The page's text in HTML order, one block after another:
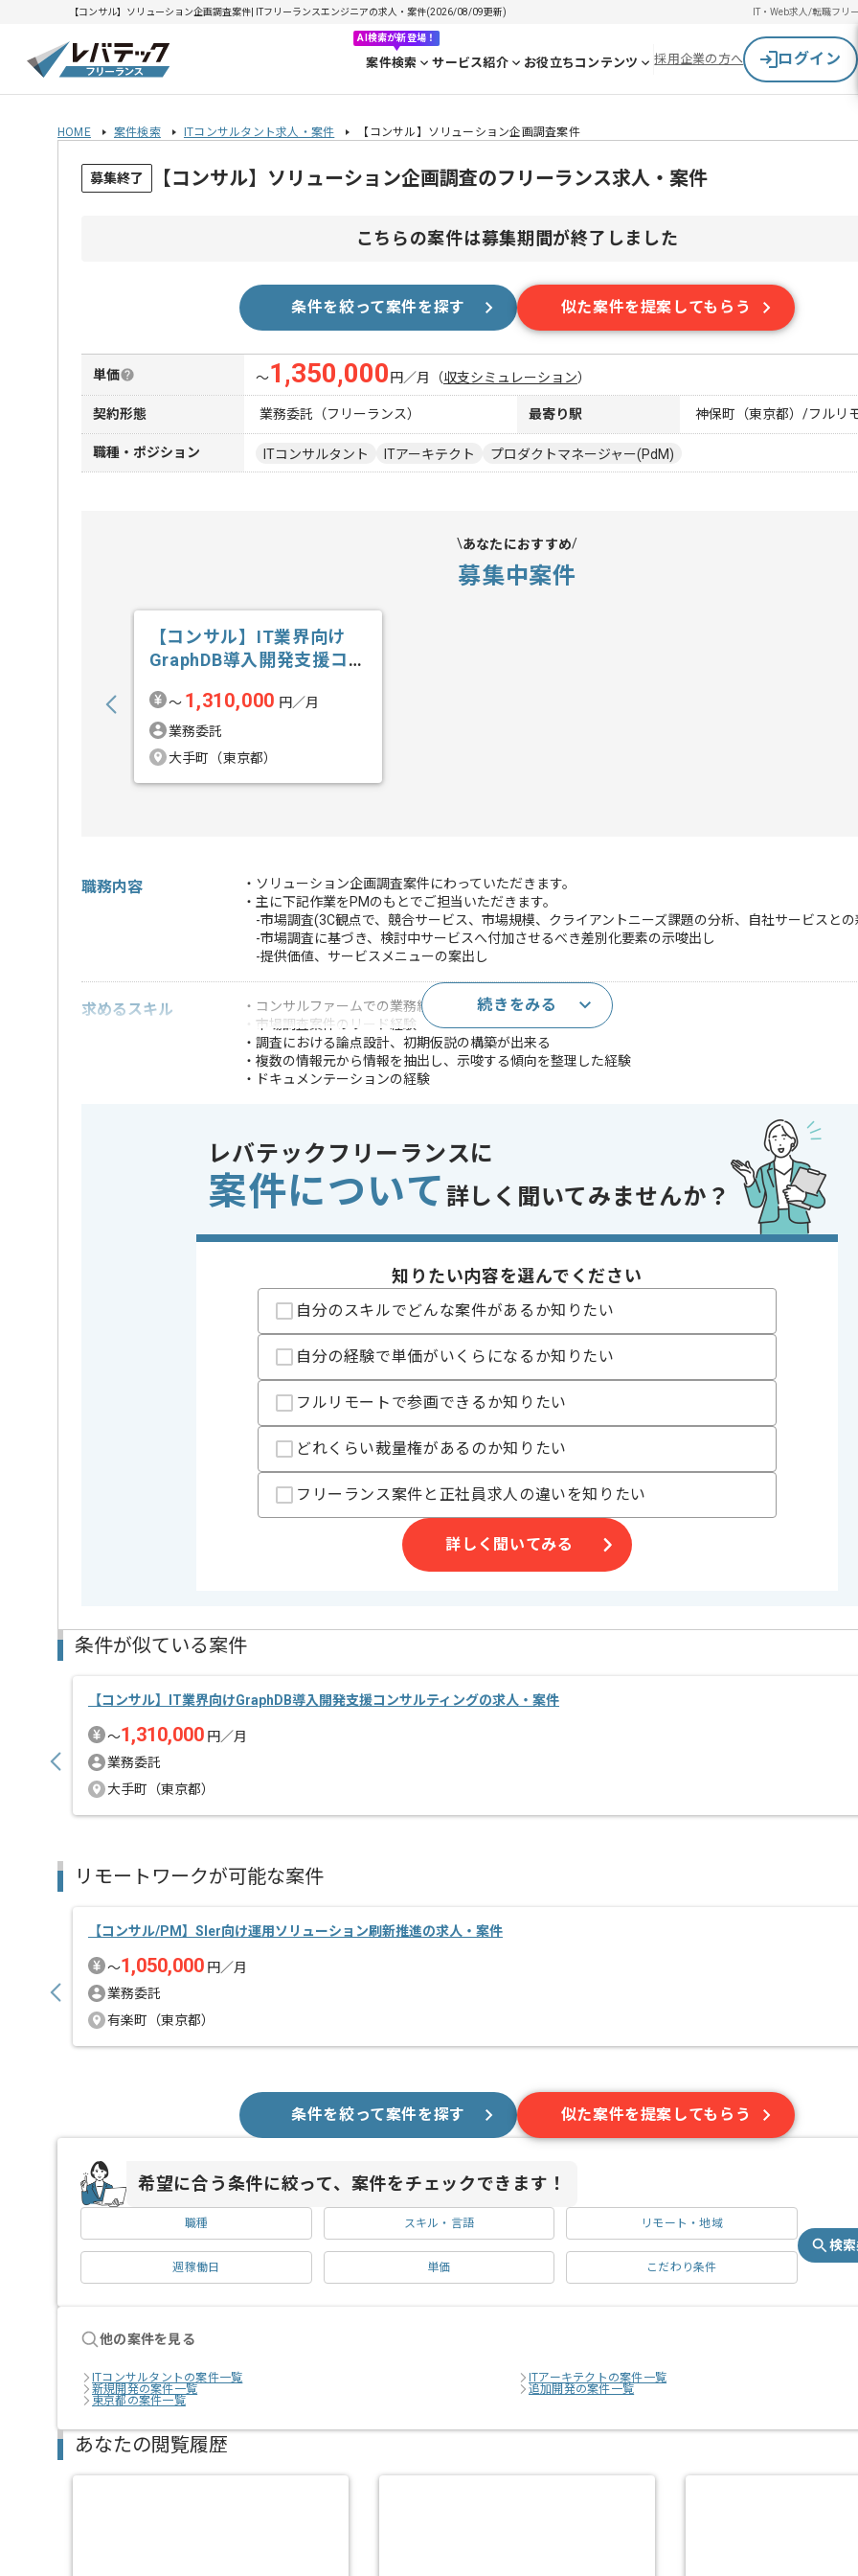
【コンサル】ソリューション企画調査案件| ITフリーランスエンジニアの求人・案件(2026/08/09更新) IT・Web求人/転職フリ
AI検索が新登場！
案件検索 サービス紹介 お役立ちコンテンツ 採用企業の方へ ログイン
HOME 案件検索 ITコンサルタント求人・案件 【コンサル】ソリューション企画調査案件
募集終了 【コンサル】ソリューション企画調査のフリーランス求人・案件
こちらの案件は募集期間が終了しました
条件を絞って案件を探す 似た案件を提案してもらう
単価 〜1,350,000 円／月 （収支シミュレーション）
契約形態 業務委託（フリーランス） 最寄り駅 神保町（東京都）/フルリ
職種・ポジション ITコンサルタント ITアーキテクト プロダクトマネージャー(PdM)
あなたにおすすめ
募集中案件
【コンサル】IT業界向け
GraphDB導入開発支援コン
〜 1,310,000 円／月
業務委託
大手町（東京都）
職務内容
・ソリューション企画調査案件にわっていただきます。
・主に下記作業をPMのもとでご担当いただきます。
-市場調査(3C観点で、競合サービス、市場規模、クライアントニーズ課題の分析、自社サービスと
-市場調査に基づき、検討中サービスへ付加させるべき差別化要素の示唆出し
-提供価値、サービスメニューの案出し
求めるスキル
・コンサルファームでの業務経験
・市場調査案件のリード経験
・調査における論点設計、初期仮説の構築が出来る
・複数の情報元から情報を抽出し、示唆する傾向を整理した経験
・ドキュメンテーションの経験
この案件のポイント 業務内容
新規開発 , 追加開発
特徴
参画実績あり , 長期プロジェクト , 上流工程の仕事
レバテックでの実績がある企業の案件でございます。
コンサルの経験を活かすことができます。
複数案件を保有している企業ですので、
ご経験と実績に応じてスライド案件のご提案も差し上げる場合がございます。
新しいアイディアや技術を積極的に導入し、
経験豊富なエンジニアと成長が出来る環境でございます。
スキルアップされたい方、長期的に参画されたい方にオススメの案件です。
基本的には一部リモート作業を見込んでおります。
続きをみる
レバテックフリーランスに
案件について 詳しく聞いてみませんか？
知りたい内容を選んでください
自分のスキルでどんな案件があるか知りたい
自分の経験で単価がいくらになるか知りたい
フルリモートで参画できるか知りたい
どれくらい裁量権があるのか知りたい
フリーランス案件と正社員求人の違いを知りたい
詳しく聞いてみる
条件が似ている案件
【コンサル】IT業界向けGraphDB導入開発支援コンサルティングの求人・案件
〜1,310,000 円／月
業務委託
大手町（東京都）
リモートワークが可能な案件
【コンサル/PM】SIer向け運用ソリューション刷新推進の求人・案件
〜1,050,000 円／月
業務委託
有楽町（東京都）
条件を絞って案件を探す 似た案件を提案してもらう
希望に合う条件に絞って、案件をチェックできます！
職種 スキル・言語 リモート・地域
週稼働日 単価 こだわり条件
検
他の案件を見る
ITコンサルタントの案件一覧
ITアーキテクトの案件一覧
新規開発の案件一覧
追加開発の案件一覧
東京都の案件一覧
あなたの閲覧履歴